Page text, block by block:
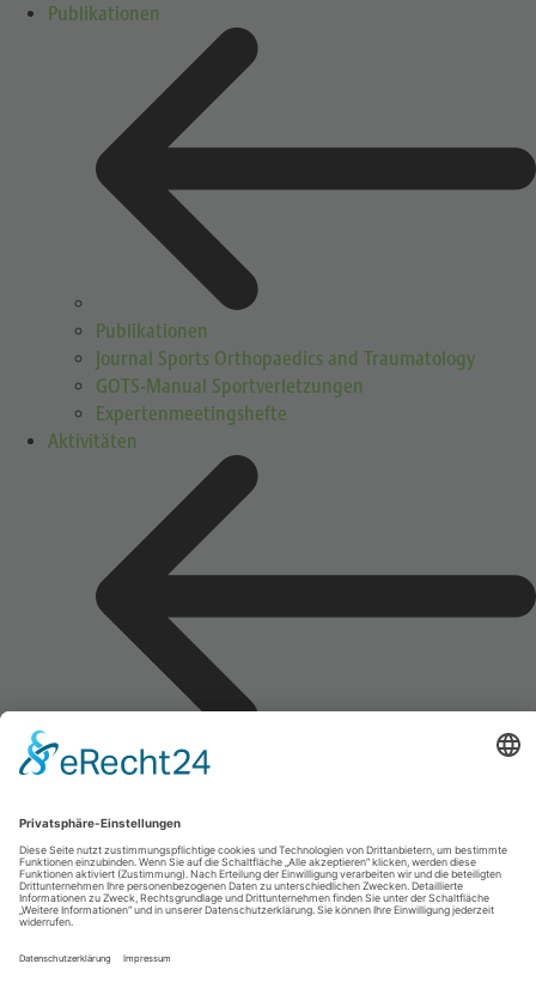
Publikationen
Publikationen
Journal Sports Orthopaedics and Traumatology
GOTS-Manual Sportverletzungen
Expertenmeetingshefte
Aktivitäten
Veranstaltungen
GOTS-Kongress 2026
GOTS-Kongressarchiv
3. GOTS Digital Health Solution Expert Forum
Sport-Trauma Hands-On Kurs
Zertifizierung GOTS-Sportarzt
Young Academy